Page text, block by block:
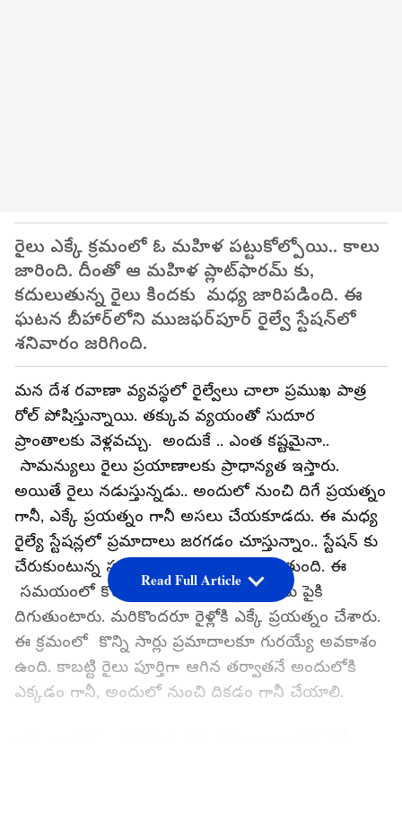
రైలు ఎక్కే క్రమంలో ఓ మహిళ పట్టుకోల్పోయి.. కాలు
జారింది. దీంతో ఆ మహిళ ప్లాట్‌ఫారమ్ కు,
కదులుతున్న రైలు కిందకు మధ్య జారిపడింది. ఈ
ఘటన బీహార్‌లోని ముజఫర్‌పూర్ రైల్వే స్టేషన్‌లో
శనివారం జరిగింది.
మన దేశ రవాణా వ్యవస్థలో రైల్వేలు చాలా ప్రముఖ పాత్ర
రోల్ పోషిస్తున్నాయి. తక్కువ వ్యయంతో సుదూర
ప్రాంతాలకు వెళ్లవచ్చు. అందుకే .. ఎంత కష్టమైనా..
సామన్యులు రైలు ప్రయాణాలకు ప్రాధాన్యత ఇస్తారు.
అయితే రైలు నడుస్తున్నడు.. అందులో నుంచి దిగే ప్రయత్నం
గానీ, ఎక్కే ప్రయత్నం గానీ అసలు చేయకూడదు. ఈ మధ్య
రైల్యే స్టేషన్లలో ప్రమాదాలు జరగడం చూస్తున్నాం.. స్టేషన్ కు
చేరుకుంటున్న సమయంలో రైలు స్పీడ్ తగ్గుతుంది. ఈ
సమయంలో కొందరు రైలు నుంచి ప్లాట్ ఫామ్ పైకి
దిగుతుంటారు. మరికొందరూ రైళ్లోకి ఎక్కే ప్రయత్నం చేశారు.
ఈ క్రమంలో కొన్ని సార్లు ప్రమాదాలకూ గురయ్యే అవకాశం
ఉంది. కాబట్టి రైలు పూర్తిగా ఆగిన తర్వాతనే అందులోకి
ఎక్కడం గానీ, అందులో నుంచి దికడం గానీ చేయాలి.
Read Full Article